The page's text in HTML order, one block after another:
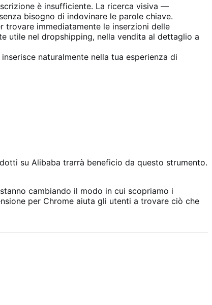
è insufficiente. La ricerca visiva —
bisogno di indovinare le parole chiave.
immediatamente le inserzioni delle
utile nel dropshipping, nella vendita al dettaglio a
naturalmente nella tua esperienza di
su Alibaba trarrà beneficio da questo strumento.
cambiando il modo in cui scopriamo i
per Chrome aiuta gli utenti a trovare ciò che